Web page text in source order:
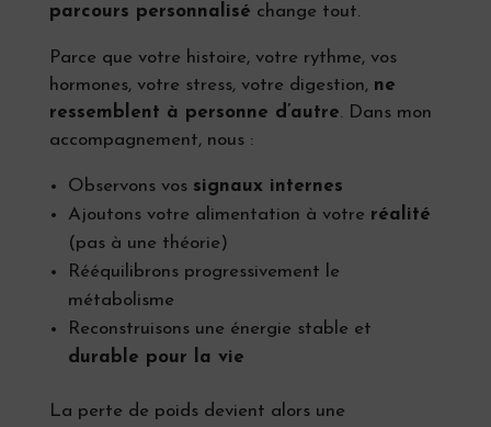
parcours personnalisé change tout.
Parce que votre histoire, votre rythme, vos
hormones, votre stress, votre digestion, ne
ressemblent à personne d’autre. Dans mon
accompagnement, nous :
Observons vos signaux internes
Ajoutons votre alimentation à votre réalité
(pas à une théorie)
Rééquilibrons progressivement le
métabolisme
Reconstruisons une énergie stable et
durable pour la vie
La perte de poids devient alors une